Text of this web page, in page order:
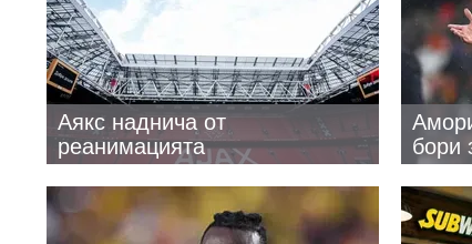
Аякс наднича от
реанимацията
бори